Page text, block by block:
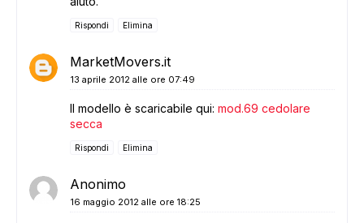
Rispondi Elimina
MarketMovers.it
13 aprile 2012 alle ore 07:49
Il modello è scaricabile qui: mod.69 cedolare
secca
Rispondi Elimina
Anonimo
16 maggio 2012 alle ore 18:25